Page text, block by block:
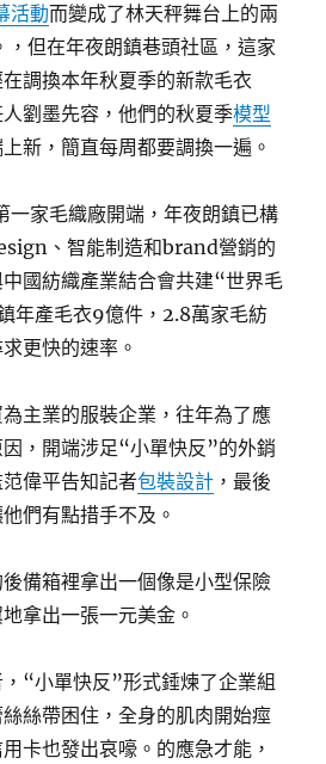
活動而變成了林天秤舞台上的兩
但在年夜朗鎮巷頭社區，這家
調換本年秋夏季的新款毛衣
劉墨先容，他們的秋夏季模型
新，簡直每周都要調換一遍。
一家毛織廠開端，年夜朗鎮已構
、智能制造和brand營銷的
國紡織產業結合會共建“世界毛
年產毛衣9億件，2.8萬家毛紡
更快的速率。
主業的服裝企業，往年為了應
，開端涉足“小單快反”的外銷
偉平告知記者包裝設計 ，最後
們有點措手不及。
備箱裡拿出一個像是小型保險
拿出一張一元美金。
“小單快反”形式錘煉了企業組
絲帶困住，全身的肌肉開始痙
卡也發出哀嚎。的應急才能，